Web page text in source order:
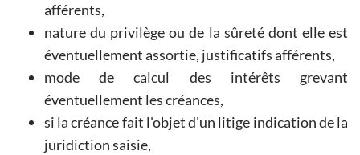
afférents,
nature du privilège ou de la sûreté dont elle est
éventuellement assortie, justificatifs afférents,
mode de calcul des intérêts grevant
éventuellement les créances,
si la créance fait l'objet d'un litige indication de la
juridiction saisie,